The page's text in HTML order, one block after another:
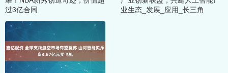
过3亿合同
业生态_发展_应用_长三角